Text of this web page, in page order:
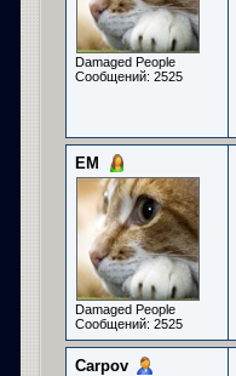
Damaged People
Сообщений: 2525
ЕМ
Damaged People
Сообщений: 2525
Carpov